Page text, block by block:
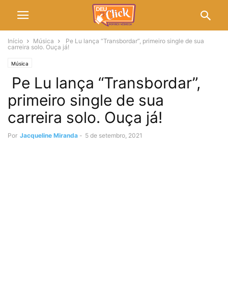
Início Música
Pe Lu lança “Transbordar”, primeiro single de sua
carreira solo. Ouça já!
Música
Pe Lu lança “Transbordar”,
primeiro single de sua
carreira solo. Ouça já!
Por Jacqueline Miranda - 5 de setembro, 2021